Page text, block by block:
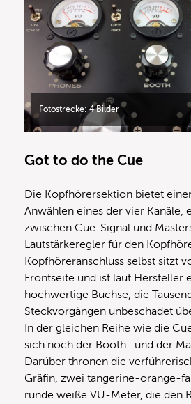
Fotostrecke: 4 Bilder
Got to do the Cue
Die Kopfhörersektion bietet
Anwählen eines der vier Kanäle,
zwischen Cue-Signal und
Lautstärkeregler für den
Kopfhöreranschluss selbst sitzt
Frontseite und ist laut Hersteller
hochwertige Buchse, die
Steckvorgängen unbeschadet
In der gleichen Reihe wie die
sich noch der Booth- und der
Darüber thronen die
Gräfin, zwei tangerine-orange-
runde weiße VU-Meter, die den